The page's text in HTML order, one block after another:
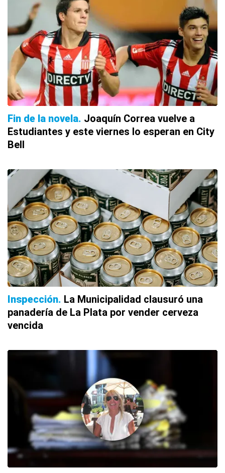
Fin de la novela Joaquín Correa vuelve a
Estudiantes y este viernes lo esperan en City
Bell
Inspección La Municipalidad clausuró una
panadería de La Plata por vender cerveza
vencida